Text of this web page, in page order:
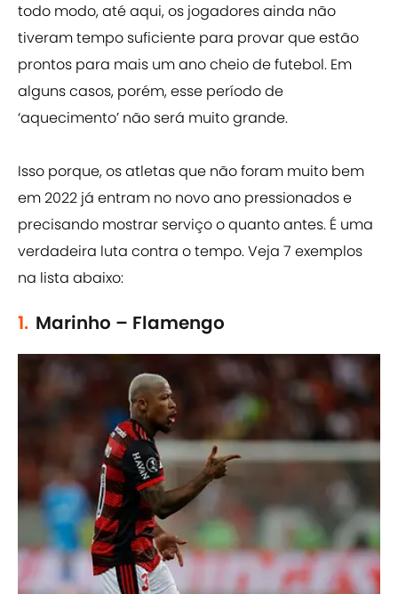
todo modo, até aqui, os jogadores ainda não
tiveram tempo suficiente para provar que estão
prontos para mais um ano cheio de futebol. Em
alguns casos, porém, esse período de
‘aquecimento’ não será muito grande.
Isso porque, os atletas que não foram muito bem
em 2022 já entram no novo ano pressionados e
precisando mostrar serviço o quanto antes. É uma
verdadeira luta contra o tempo. Veja 7 exemplos
na lista abaixo:
1. Marinho – Flamengo